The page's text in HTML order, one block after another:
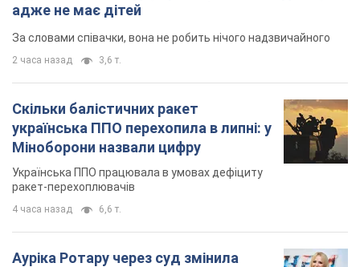
адже не має дітей
За словами співачки, вона не робить нічого надзвичайного
2 часа назад 3,6 т.
Скільки балістичних ракет
українська ППО перехопила в липні: у
Міноборони назвали цифру
Українська ППО працювала в умовах дефіциту
ракет-перехоплювачів
4 часа назад 6,6 т.
Ауріка Ротару через суд змінила